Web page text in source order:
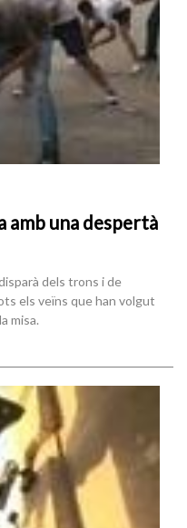
amb una despertà
dels trons i de
els veïns que han volgut
misa.